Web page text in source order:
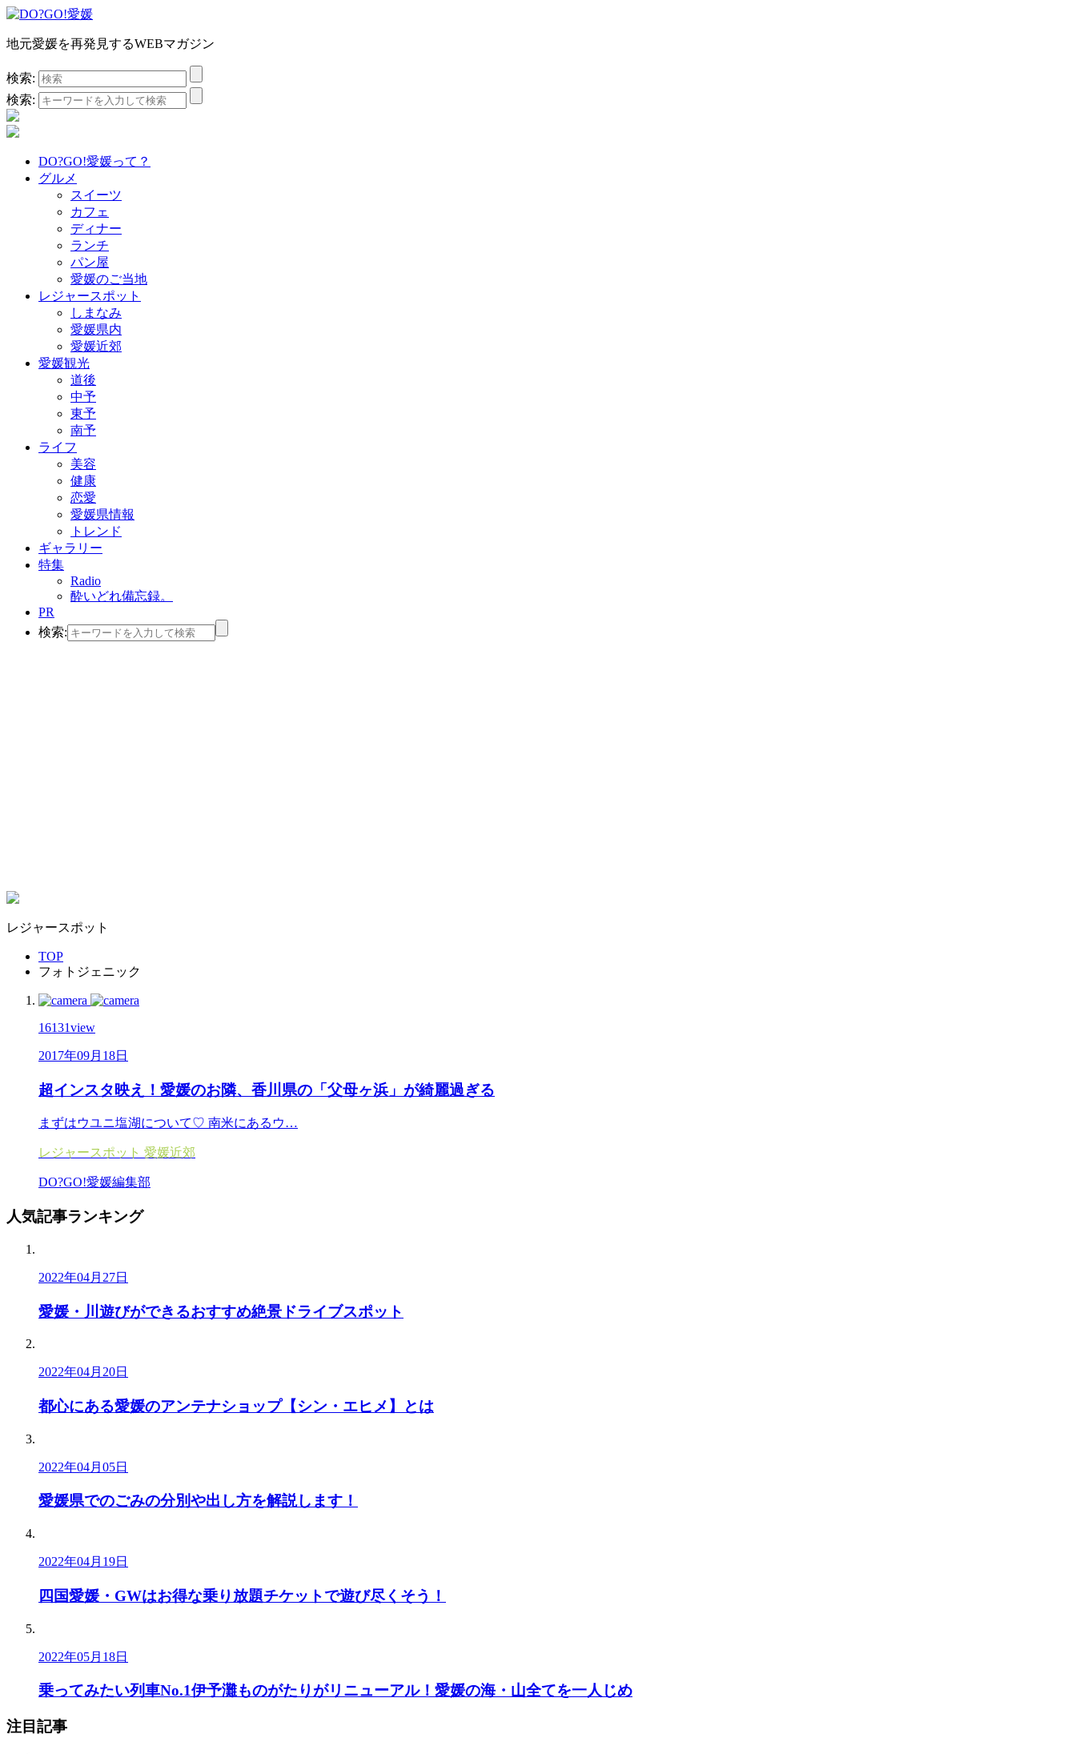
地元愛媛を再発見するWEBマガジン
検索:
検索:
DO?GO!愛媛って？
グルメ
スイーツ
カフェ
ディナー
ランチ
パン屋
愛媛のご当地
レジャースポット
しまなみ
愛媛県内
愛媛近郊
愛媛観光
道後
中予
東予
南予
ライフ
美容
健康
恋愛
愛媛県情報
トレンド
ギャラリー
特集
Radio
酔いどれ備忘録。
PR
検索:
レジャースポット
TOP
フォトジェニック
16131view
2017年09月18日
超インスタ映え！愛媛のお隣、香川県の「父母ヶ浜」が綺麗過ぎる
まずはウユニ塩湖について♡ 南米にあるウ…
レジャースポット 愛媛近郊
DO?GO!愛媛編集部
人気記事ランキング
2022年04月27日
愛媛・川遊びができるおすすめ絶景ドライブスポット
2022年04月20日
都心にある愛媛のアンテナショップ【シン・エヒメ】とは
2022年04月05日
愛媛県でのごみの分別や出し方を解説します！
2022年04月19日
四国愛媛・GWはお得な乗り放題チケットで遊び尽くそう！
2022年05月18日
乗ってみたい列車No.1伊予灘ものがたりがリニューアル！愛媛の海・山全てを一人じめ
注目記事